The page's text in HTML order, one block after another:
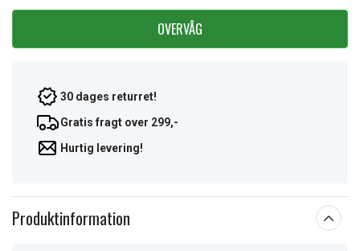
OVERVÅG
30 dages returret!
Gratis fragt over 299,-
Hurtig levering!
Produktinformation